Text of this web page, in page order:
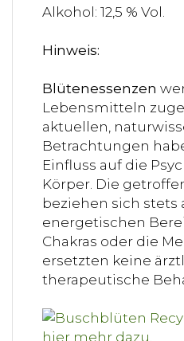
Alkohol: 12,5 % Vol.
Hinweis:
Blütenessenzen
Lebensmitteln
aktuellen,
Betrachtungen
Einfluss auf die
Körper. Die
beziehen sich stets
energetischen
Chakras oder die
ersetzten keine
therapeutische